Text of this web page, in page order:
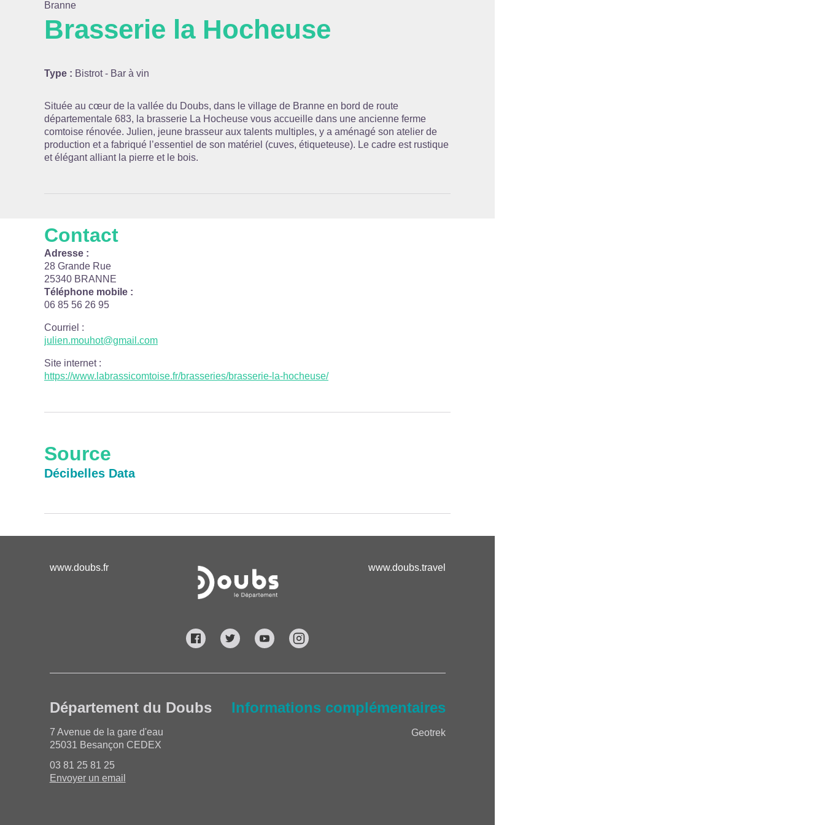
Branne
Brasserie la Hocheuse
Type : Bistrot - Bar à vin
Située au cœur de la vallée du Doubs, dans le village de Branne en bord de route
départementale 683, la brasserie La Hocheuse vous accueille dans une ancienne ferme
comtoise rénovée. Julien, jeune brasseur aux talents multiples, y a aménagé son atelier de
production et a fabriqué l’essentiel de son matériel (cuves, étiqueteuse). Le cadre est rustique
et élégant alliant la pierre et le bois.
Contact
Adresse :
28 Grande Rue
25340 BRANNE
Téléphone mobile :
06 85 56 26 95
Courriel :
julien.mouhot@gmail.com
Site internet:
https://www.labrassicomtoise.fr/brasseries/brasserie-la-hocheuse/
Source
Décibelles Data
www.doubs.fr www.doubs.travel
Département du Doubs
7 Avenue de la gare d'eau
25031 Besançon CEDEX
03 81 25 81 25
Envoyer un email
Informations complémentaires
Geotrek